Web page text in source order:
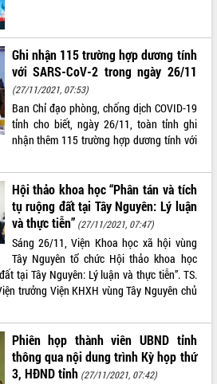
sát
gói
thích
đột
trong
số
hạ
Ghi nhận 115 trường hợp dương tính
với SARS-CoV-2 trong ngày 26/11
(27/11/2021, 07:53)
Ban Chỉ đạo phòng, chống dịch COVID-19
tỉnh cho biết, ngày 26/11, toàn tỉnh ghi
nhận thêm 115 trường hợp dương tính với
Hội thảo khoa học “Phân tán và tích
tụ ruộng đất tại Tây Nguyên: Lý luận
và thực tiễn” (27/11/2021, 07:47)
Sáng 26/11, Viện Khoa học xã hội vùng
Tây Nguyên tổ chức Hội thảo khoa học
tại Tây Nguyên: Lý luận và thực tiễn”. TS.
trưởng Viện KHXH vùng Tây Nguyên chủ
Phiên họp thành viên UBND tỉnh
thông qua nội dung trình Kỳ họp thứ
3, HĐND tỉnh (27/11/2021, 07:42)